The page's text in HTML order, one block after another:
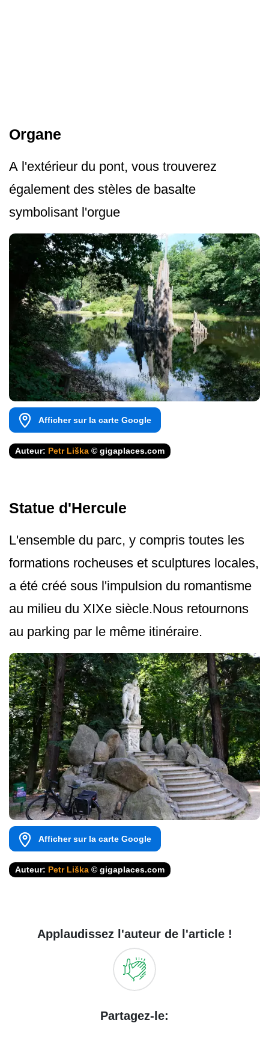
Organe
A l'extérieur du pont, vous trouverez
également des stèles de basalte
symbolisant l'orgue
Afficher sur la carte Google
Auteur: Petr Liška © gigaplaces.com
Statue d'Hercule
L'ensemble du parc, y compris toutes les
formations rocheuses et sculptures locales,
a été créé sous l'impulsion du romantisme
au milieu du XIXe siècle.Nous retournons
au parking par le même itinéraire.
Afficher sur la carte Google
Auteur: Petr Liška © gigaplaces.com
Applaudissez l'auteur de l'article !
Partagez-le: